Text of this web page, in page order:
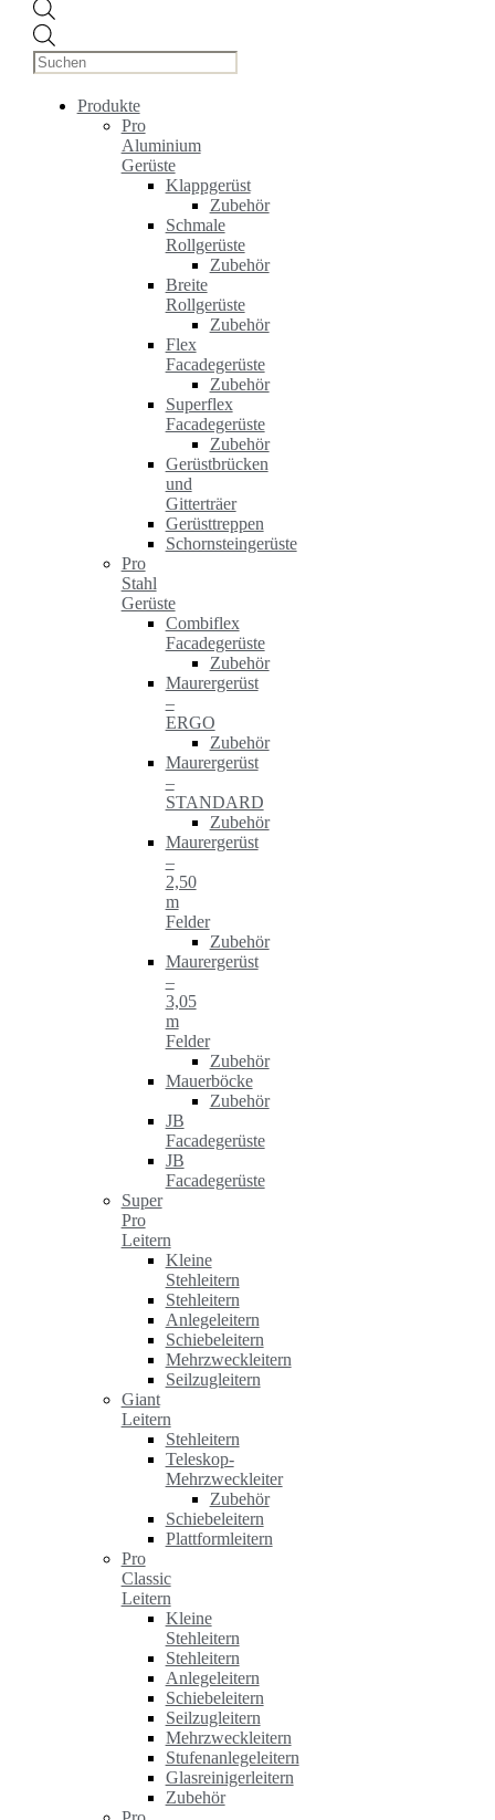
search
Produkte
Pro
Aluminium
Gerüste
Klappgerüst
Zubehör
Schmale
Rollgerüste
Zubehör
Breite
Rollgerüste
Zubehör
Flex
Facadegerüste
Zubehör
Superflex
Facadegerüste
Zubehör
Gerüstbrücken
und
Gitterträer
Gerüsttreppen
Schornsteingerüste
Pro
Stahl
Gerüste
Combiflex
Facadegerüste
Zubehör
Maurergerüst
–
ERGO
Zubehör
Maurergerüst
–
STANDARD
Zubehör
Maurergerüst
–
2,50
m
Felder
Zubehör
Maurergerüst
–
3,05
m
Felder
Zubehör
Mauerböcke
Zubehör
JB
Facadegerüste
JB
Facadegerüste
Super
Pro
Leitern
Kleine
Stehleitern
Stehleitern
Anlegeleitern
Schiebeleitern
Mehrzweckleitern
Seilzugleitern
Giant
Leitern
Stehleitern
Teleskop-
Mehrzweckleiter
Zubehör
Schiebeleitern
Plattformleitern
Pro
Classic
Leitern
Kleine
Stehleitern
Stehleitern
Anlegeleitern
Schiebeleitern
Seilzugleitern
Mehrzweckleitern
Stufenanlegeleitern
Glasreinigerleitern
Zubehör